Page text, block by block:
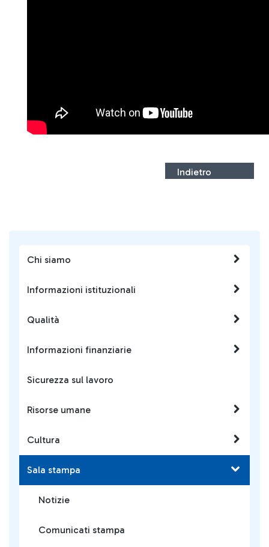
Chi siamo
Informazioni istituzionali
Qualità
Informazioni finanziarie
Sicurezza sul lavoro
Risorse umane
Cultura
Sala stampa
Notizie
Comunicati stampa
Indietro